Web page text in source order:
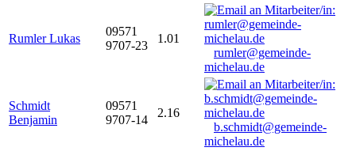
Rumler Lukas
09571
9707-23
1.01
rumler@gemeinde-
michelau.de
Schmidt
Benjamin
09571
9707-14
2.16
b.schmidt@gemeinde-
michelau.de